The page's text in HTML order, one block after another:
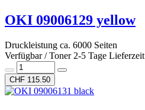
OKI 09006129 yellow
Druckleistung ca. 6000 Seiten
Verfügbar / Toner 2-5 Tage Lieferzeit
CHF 115.50